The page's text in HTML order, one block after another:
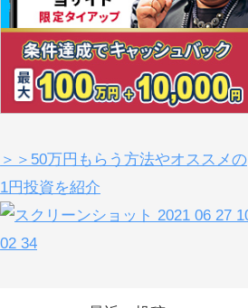
＞＞50万円もらう方法やオススメの
1円投資を紹介